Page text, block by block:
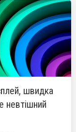
швидка
невтішний